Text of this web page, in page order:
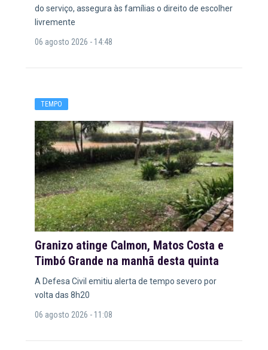
do serviço, assegura às famílias o direito de escolher
livremente
06 agosto 2026 - 14:48
TEMPO
Granizo atinge Calmon, Matos Costa e
Timbó Grande na manhã desta quinta
A Defesa Civil emitiu alerta de tempo severo por
volta das 8h20
06 agosto 2026 - 11:08